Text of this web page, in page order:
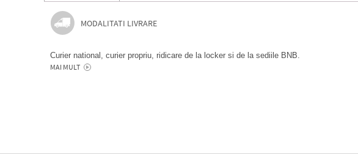
MODALITATI LIVRARE
Curier national, curier propriu, ridicare de la locker si de la sediile BNB.
MAI MULT